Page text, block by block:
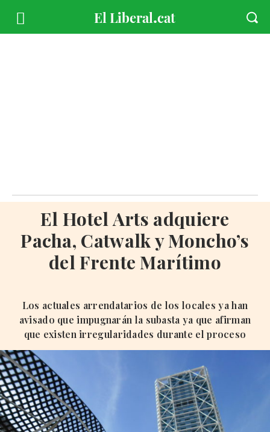
El Hotel Arts adquiere
Pacha, Catwalk y Moncho’s
del Frente Marítimo
Los actuales arrendatarios de los locales ya han
avisado que impugnarán la subasta ya que afirman
que existen irregularidades durante el proceso